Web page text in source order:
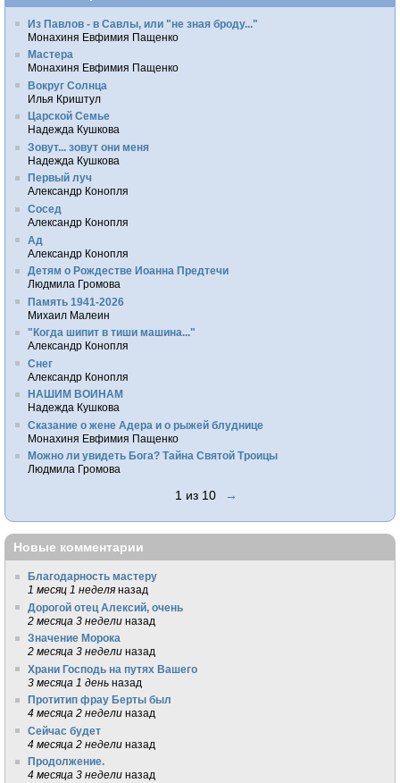
Из Павлов - в Савлы, или "не зная броду..."
Монахиня Евфимия Пащенко
Мастера
Монахиня Евфимия Пащенко
Вокруг Солнца
Илья Криштул
Царской Семье
Надежда Кушкова
Зовут... зовут они меня
Надежда Кушкова
Первый луч
Александр Конопля
Сосед
Александр Конопля
Ад
Александр Конопля
Детям о Рождестве Иоанна Предтечи
Людмила Громова
Память 1941-2026
Михаил Малеин
"Когда шипит в тиши машина..."
Александр Конопля
Снег
Александр Конопля
НАШИМ ВОИНАМ
Надежда Кушкова
Сказание о жене Адера и о рыжей блуднице
Монахиня Евфимия Пащенко
Можно ли увидеть Бога? Тайна Святой Троицы
Людмила Громова
1 из 10 →
Новые комментарии
Благодарность мастеру
1 месяц 1 неделя назад
Дорогой отец Алексий, очень
2 месяца 3 недели назад
Значение Морока
2 месяца 3 недели назад
Храни Господь на путях Вашего
3 месяца 1 день назад
Протитип фрау Берты был
4 месяца 2 недели назад
Сейчас будет
4 месяца 2 недели назад
Продолжение.
4 месяца 3 недели назад